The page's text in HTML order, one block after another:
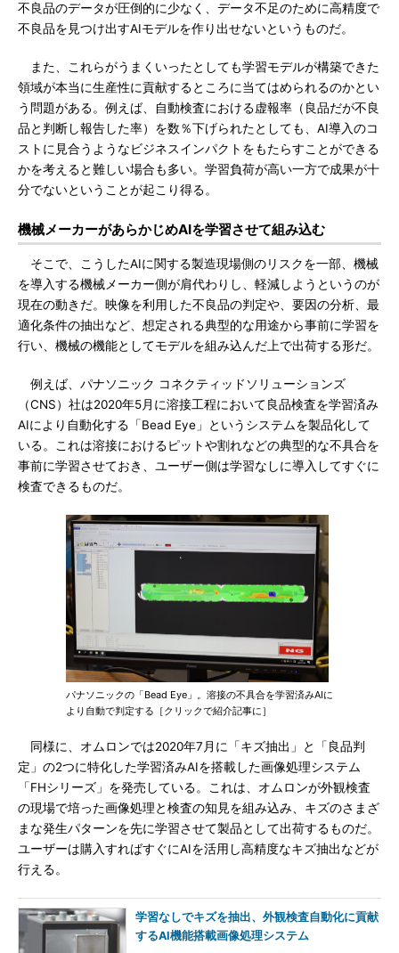
不良品のデータが圧倒的に少なく、データ不足のために高精度で
不良品を見つけ出すAIモデルを作り出せないというものだ。
また、これらがうまくいったとしても学習モデルが構築できた
領域が本当に生産性に貢献するところに当てはめられるのかとい
う問題がある。例えば、自動検査における虚報率（良品だが不良
品と判断し報告した率）を数％下げられたとしても、AI導入のコ
ストに見合うようなビジネスインパクトをもたらすことができる
かを考えると難しい場合も多い。学習負荷が高い一方で成果が十
分でないということが起こり得る。
機械メーカーがあらかじめAIを学習させて組み込む
そこで、こうしたAIに関する製造現場側のリスクを一部、機械
を導入する機械メーカー側が肩代わりし、軽減しようというのが
現在の動きだ。映像を利用した不良品の判定や、要因の分析、最
適化条件の抽出など、想定される典型的な用途から事前に学習を
行い、機械の機能としてモデルを組み込んだ上で出荷する形だ。
例えば、パナソニック コネクティッドソリューションズ
（CNS）社は2020年5月に溶接工程において良品検査を学習済み
AIにより自動化する「Bead Eye」というシステムを製品化して
いる。これは溶接におけるピットや割れなどの典型的な不具合を
事前に学習させておき、ユーザー側は学習なしに導入してすぐに
検査できるものだ。
パナソニックの「Bead Eye」。溶接の不具合を学習済みAIに
より自動で判定する［クリックで紹介記事に］
同様に、オムロンでは2020年7月に「キズ抽出」と「良品判
定」の2つに特化した学習済みAIを搭載した画像処理システム
「FHシリーズ」を発売している。これは、オムロンが外観検査
の現場で培った画像処理と検査の知見を組み込み、キズのさまざ
まな発生パターンを先に学習させて製品として出荷するものだ。
ユーザーは購入すればすぐにAIを活用し高精度なキズ抽出などが
行える。
学習なしでキズを抽出、外観検査自動化に貢献
するAI機能搭載画像処理システム